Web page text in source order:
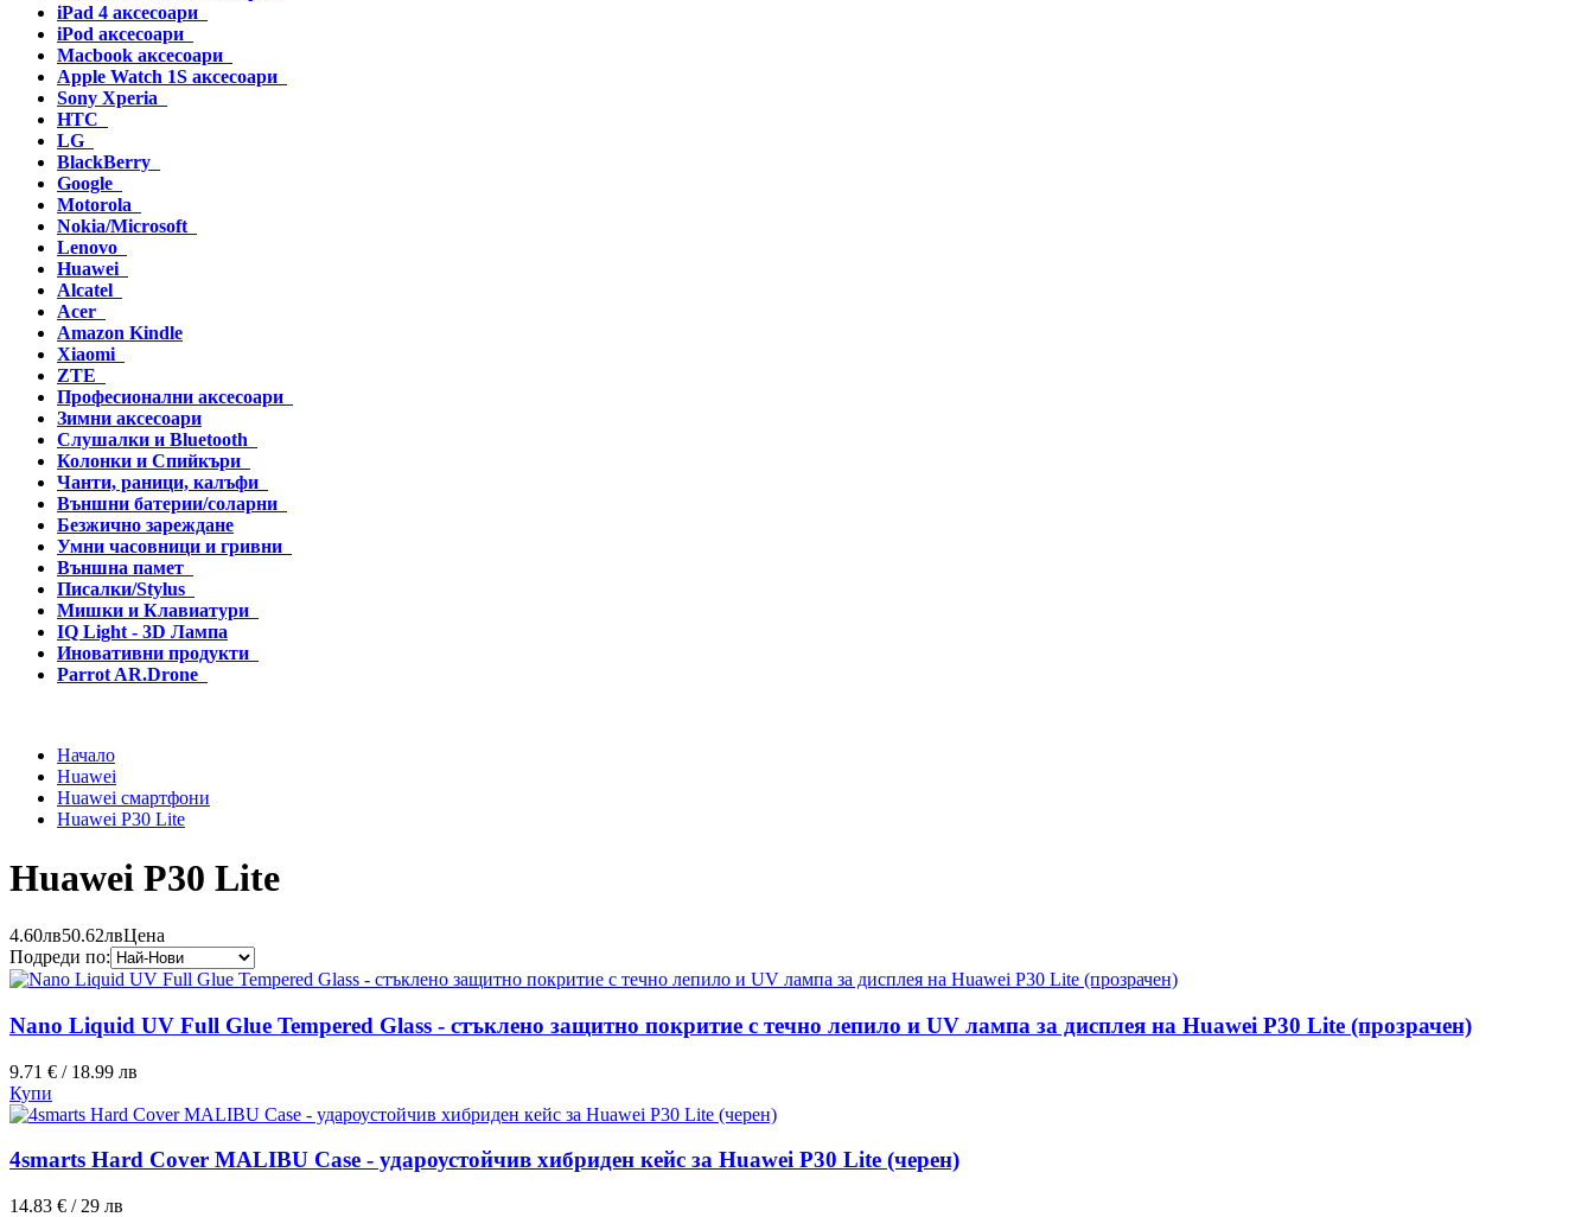
iPad 4 аксесоари
iPod аксесоари
Macbook аксесоари
Apple Watch 1S аксесоари
Sony Xperia
HTC
LG
BlackBerry
Google
Motorola
Nokia/Microsoft
Lenovo
Huawei
Alcatel
Acer
Amazon Kindle
Xiaomi
ZTE
Професионални аксесоари
Зимни аксесоари
Слушалки и Bluetooth
Колонки и Спийкъри
Чанти, раници, калъфи
Външни батерии/соларни
Безжично зареждане
Умни часовници и гривни
Външна памет
Писалки/Stylus
Мишки и Клавиатури
IQ Light - 3D Лампа
Иновативни продукти
Parrot AR.Drone
Начало
Huawei
Huawei смартфони
Huawei P30 Lite
Huawei P30 Lite
4.60лв50.62лвЦена
Подреди по:
Nano Liquid UV Full Glue Tempered Glass - стъклено защитно покритие с течно лепило и UV лампа за дисплея на Huawei P30 Lite (прозрачен)
9.71 € / 18.99 лв
Купи
4smarts Hard Cover MALIBU Case - удароустойчив хибриден кейс за Huawei P30 Lite (черен)
14.83 € / 29 лв